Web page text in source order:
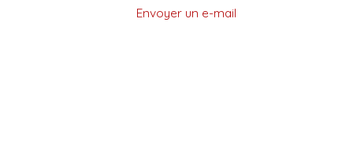
Envoyer un e-mail